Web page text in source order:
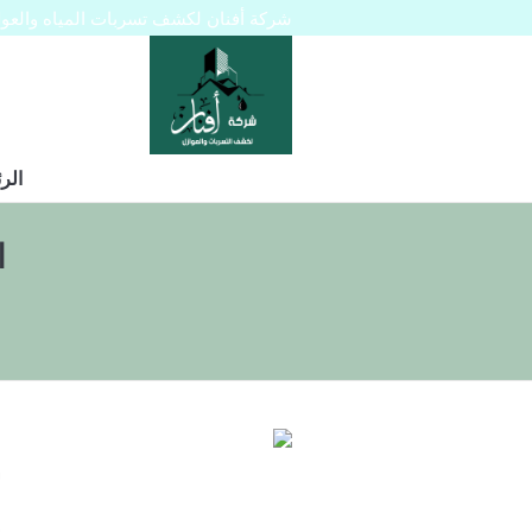
شركة أفنان لكشف تسربات المياه والعوازل